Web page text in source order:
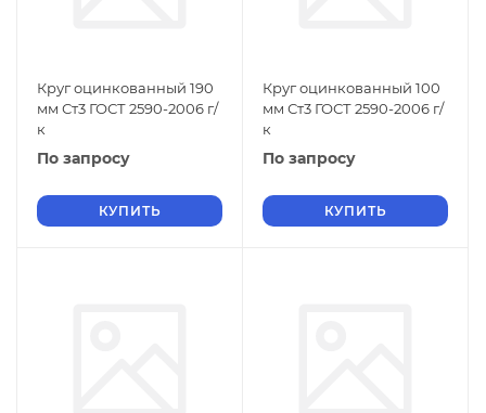
Круг оцинкованный 190
мм Ст3 ГОСТ 2590-2006 г/
к
По запросу
КУПИТЬ
Круг оцинкованный 100
мм Ст3 ГОСТ 2590-2006 г/
к
По запросу
КУПИТЬ